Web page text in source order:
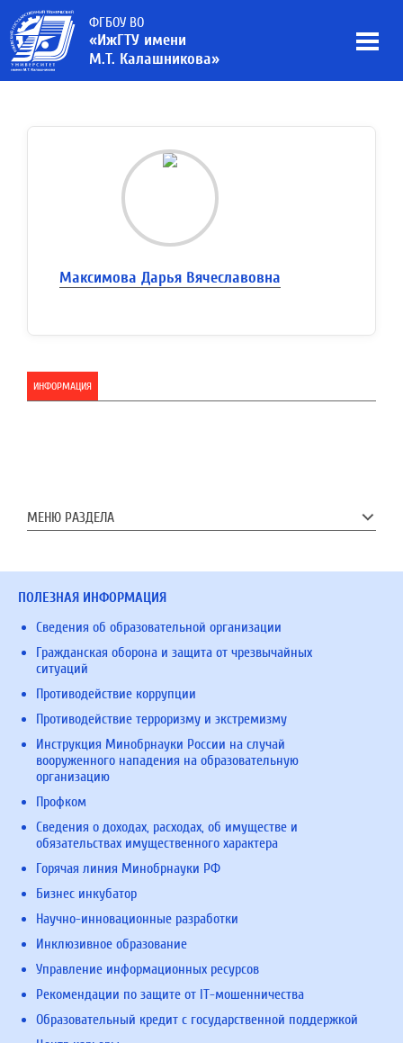
ФГБОУ ВО
«ИжГТУ имени
М.Т. Калашникова»
Максимова Дарья Вячеславовна
ИНФОРМАЦИЯ
МЕНЮ РАЗДЕЛА
ПОЛЕЗНАЯ ИНФОРМАЦИЯ
Сведения об образовательной организации
Гражданская оборона и защита от чрезвычайных
ситуаций
Противодействие коррупции
Противодействие терроризму и экстремизму
Инструкция Минобрнауки России на случай
вооруженного нападения на образовательную
организацию
Профком
Сведения о доходах, расходах, об имуществе и
обязательствах имущественного характера
Горячая линия Минобрнауки РФ
Бизнес инкубатор
Научно-инновационные разработки
Инклюзивное образование
Управление информационных ресурсов
Рекомендации по защите от IT-мошенничества
Образовательный кредит с государственной поддержкой